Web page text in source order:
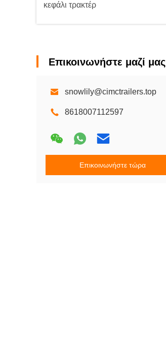
κεφάλι τρακτέρ
Επικοινωνήστε μαζί μας
snowlily@cimctrailers.top
8618007112597
Επικοινωνήστε τώρα